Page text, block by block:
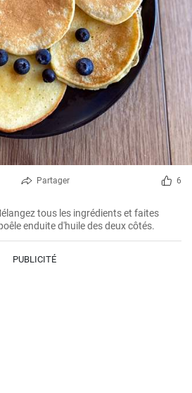
Partager 6
tous les ingrédients et faites
enduite d'huile des deux côtés.
PUBLICITÉ